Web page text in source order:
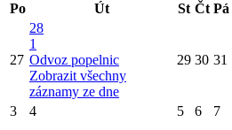
Po
Út St Čt Pá
27
28
1
Odvoz popelnic
Zobrazit všechny
záznamy ze dne
29 30 31
3 4 5 6 7